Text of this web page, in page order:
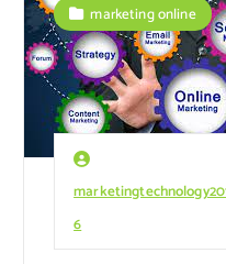
6
marketing online